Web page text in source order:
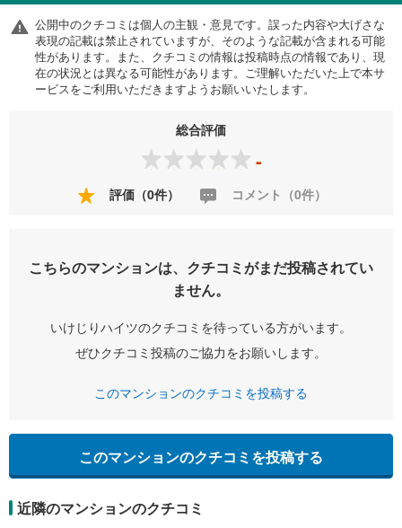
公開中のクチコミは個人の主観・意見です。誤った内容や大げさな
表現の記載は禁止されていますが、そのような記載が含まれる可能
性があります。また、クチコミの情報は投稿時点の情報であり、現
在の状況とは異なる可能性があります。ご理解いただいた上で本サ
ービスをご利用いただきますようお願いいたします。
総合評価
-
評価（0件） コメント（0件）
こちらのマンションは、クチコミがまだ投稿されてい
ません。
いけじりハイツのクチコミを待っている方がいます。
ぜひクチコミ投稿のご協力をお願いします。
このマンションのクチコミを投稿する
このマンションのクチコミを投稿する
近隣のマンションのクチコミ